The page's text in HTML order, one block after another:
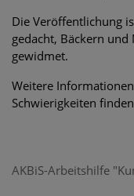
Die Veröffentlichung
gedacht, Bäckern und
gewidmet.
Weitere
Schwierigkeiten
AKBiS-Arbeitshilfe